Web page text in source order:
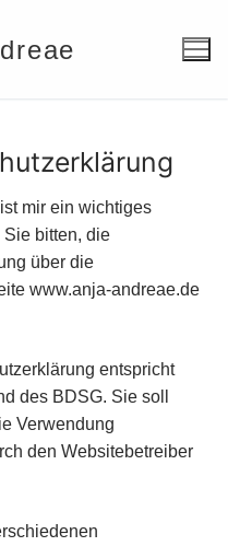
mir ein wichtiges
bitten, die
über die
www.anja-andreae.de
entspricht
des BDSG. Sie soll
Verwendung
den Websitebetreiber